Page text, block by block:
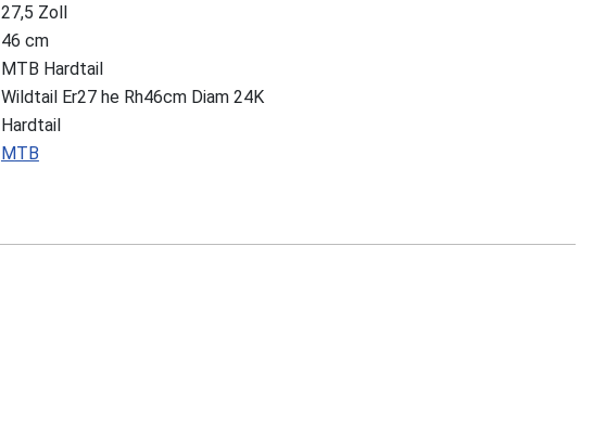
27,5 Zoll
46 cm
MTB Hardtail
Wildtail Er27 he Rh46cm Diam 24K
Hardtail
MTB